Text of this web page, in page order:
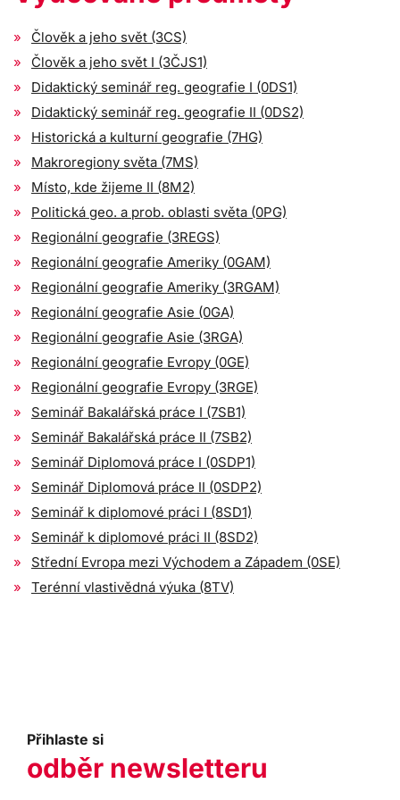
Člověk a jeho svět (3CS)
Člověk a jeho svět I (3ČJS1)
Didaktický seminář reg. geografie I (0DS1)
Didaktický seminář reg. geografie II (0DS2)
Historická a kulturní geografie (7HG)
Makroregiony světa (7MS)
Místo, kde žijeme II (8M2)
Politická geo. a prob. oblasti světa (0PG)
Regionální geografie (3REGS)
Regionální geografie Ameriky (0GAM)
Regionální geografie Ameriky (3RGAM)
Regionální geografie Asie (0GA)
Regionální geografie Asie (3RGA)
Regionální geografie Evropy (0GE)
Regionální geografie Evropy (3RGE)
Seminář Bakalářská práce I (7SB1)
Seminář Bakalářská práce II (7SB2)
Seminář Diplomová práce I (0SDP1)
Seminář Diplomová práce II (0SDP2)
Seminář k diplomové práci I (8SD1)
Seminář k diplomové práci II (8SD2)
Střední Evropa mezi Východem a Západem (0SE)
Terénní vlastivědná výuka (8TV)
Přihlaste si
odběr newsletteru